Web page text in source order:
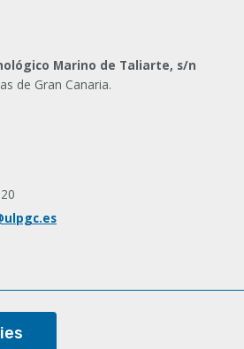
Marino de Taliarte, s/n
de Gran Canaria.